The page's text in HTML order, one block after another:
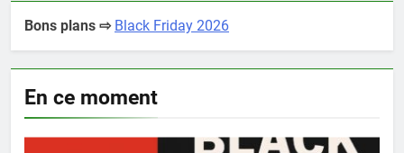
Bons plans ⇨ Black Friday 2026
En ce moment